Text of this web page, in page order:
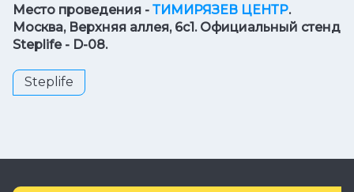
Место проведения - ТИМИРЯЗЕВ ЦЕНТР.
Москва, Верхняя аллея, 6c1. Официальный стенд
Steplife - D-08.
Steplife